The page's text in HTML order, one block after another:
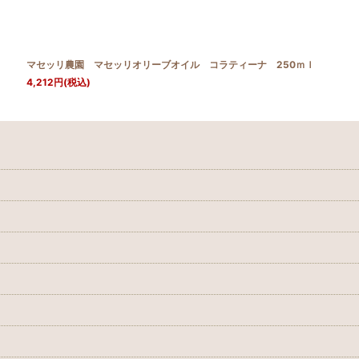
マセッリ農園 マセッリオリーブオイル コラティーナ 250ｍｌ
4,212円(税込)